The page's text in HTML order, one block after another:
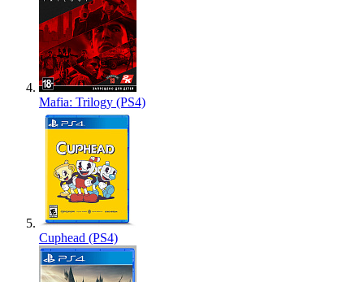
Mafia: Trilogy (PS4)
Cuphead (PS4)